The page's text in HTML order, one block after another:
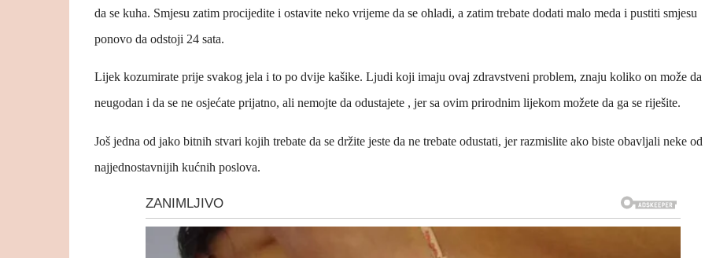
da se kuha. Smjesu zatim procijedite i ostavite neko vrijeme da se ohladi, a zatim trebate dodati malo meda i pustiti smjesu
ponovo da odstoji 24 sata.
Lijek kozumirate prije svakog jela i to po dvije kašike. Ljudi koji imaju ovaj zdravstveni problem, znaju koliko on može da
neugodan i da se ne osjećate prijatno, ali nemojte da odustajete , jer sa ovim prirodnim lijekom možete da ga se riješite.
Još jedna od jako bitnih stvari kojih trebate da se držite jeste da ne trebate odustati, jer razmislite ako biste obavljali neke od
najjednostavnijih kućnih poslova.